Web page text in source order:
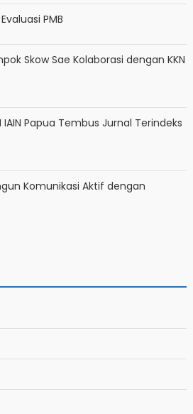
PMB
Skow Sae Kolaborasi dengan KKN
IAIN Papua Tembus Jurnal Terindeks
Komunikasi Aktif dengan